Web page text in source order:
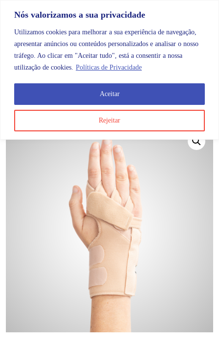
Nós valorizamos a sua privacidade
Utilizamos cookies para melhorar a sua experiência de navegação,
apresentar anúncios ou conteúdos personalizados e analisar o nosso
tráfego. Ao clicar em "Aceitar tudo", está a consentir a nossa
utilização de cookies. Políticas de Privacidade
Rejeitar
Aceitar
Categorias
Art